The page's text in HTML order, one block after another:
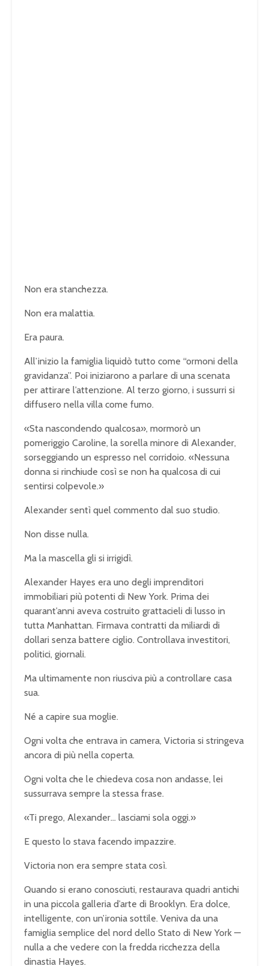
Non era stanchezza.
Non era malattia.
Era paura.
All’inizio la famiglia liquidò tutto come “ormoni della
gravidanza”. Poi iniziarono a parlare di una scenata
per attirare l’attenzione. Al terzo giorno, i sussurri si
diffusero nella villa come fumo.
«Sta nascondendo qualcosa», mormorò un
pomeriggio Caroline, la sorella minore di Alexander,
sorseggiando un espresso nel corridoio. «Nessuna
donna si rinchiude così se non ha qualcosa di cui
sentirsi colpevole.»
Alexander sentì quel commento dal suo studio.
Non disse nulla.
Ma la mascella gli si irrigidì.
Alexander Hayes era uno degli imprenditori
immobiliari più potenti di New York. Prima dei
quarant’anni aveva costruito grattacieli di lusso in
tutta Manhattan. Firmava contratti da miliardi di
dollari senza battere ciglio. Controllava investitori,
politici, giornali.
Ma ultimamente non riusciva più a controllare casa
sua.
Né a capire sua moglie.
Ogni volta che entrava in camera, Victoria si stringeva
ancora di più nella coperta.
Ogni volta che le chiedeva cosa non andasse, lei
sussurrava sempre la stessa frase.
«Ti prego, Alexander… lasciami sola oggi.»
E questo lo stava facendo impazzire.
Victoria non era sempre stata così.
Quando si erano conosciuti, restaurava quadri antichi
in una piccola galleria d’arte di Brooklyn. Era dolce,
intelligente, con un’ironia sottile. Veniva da una
famiglia semplice del nord dello Stato di New York —
nulla a che vedere con la fredda ricchezza della
dinastia Hayes.